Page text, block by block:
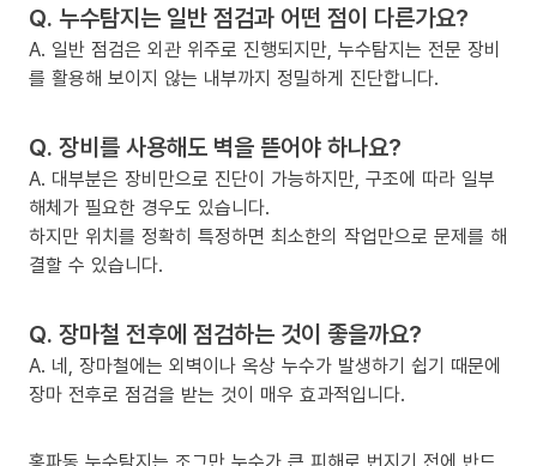
Q. 누수탐지는 일반 점검과 어떤 점이 다른가요?
A. 일반 점검은 외관 위주로 진행되지만, 누수탐지는 전문 장비
를 활용해 보이지 않는 내부까지 정밀하게 진단합니다.
Q. 장비를 사용해도 벽을 뜯어야 하나요?
A. 대부분은 장비만으로 진단이 가능하지만, 구조에 따라 일부
해체가 필요한 경우도 있습니다.
하지만 위치를 정확히 특정하면 최소한의 작업만으로 문제를 해
결할 수 있습니다.
Q. 장마철 전후에 점검하는 것이 좋을까요?
A. 네, 장마철에는 외벽이나 옥상 누수가 발생하기 쉽기 때문에
장마 전후로 점검을 받는 것이 매우 효과적입니다.